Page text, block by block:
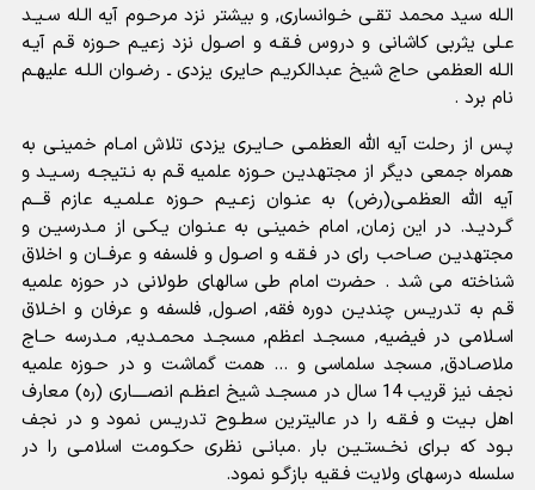
الـله سید محمد تقـى خـوانسارى, و بیشتر نزد مرحـوم آیه الـله سـیـد
عـلى یثربى کاشانى و دروس فـقـه و اصـول نزد زعیـم حـوزه قـم آیـه
الـله العظمى حاج شیخ عبدالکریـم حایرى یزدى ـ رضـوان الـلـه علیهـم
نام برد .
پـس از رحلت آیه الله العظمـى حـایـرى یزدى تلاش امـام خمینـى به
همراه جمعى دیگر از مجتهدیـن حـوزه علمیه قـم به نـتیجـه رسـیـد و
آیه الله العظمـى(رض) به عنـوان زعـیـم حـوزه عـلمـیـه عازم قـــم
گـردیـد. در این زمان, امام خمینـى به عـنـوان یـکـى از مـدرسیـن و
مجتهدیـن صـاحب راى در فـقـه و اصـول و فلسفه و عرفــان و اخلاق
شناخته مى شد . حضرت امام طى سالهاى طولانى در حوزه علمیه
قـم به تدریـس چندیـن دوره فقه, اصـول, فلسفه و عرفان و اخـلاق
اسـلامى در فیضیه, مسجـد اعظم, مسجـد محمـدیه, مـدرسه حـاج
ملاصـادق, مسجد سلماسى و ... همت گماشت و در حـوزه علمیه
نجف نیز قریب 14 سال در مسجـد شیخ اعظـم انصــــارى (ره) معارف
اهل بـیت و فـقـه را در عالیترین سطـوح تدریـس نمود و در نجف
بـود که بـراى نخـستـیـن بار .مبانـى نظرى حکـومت اسلامـى را در
سلسله درسهاى ولایت فـقیه بازگـو نمود.